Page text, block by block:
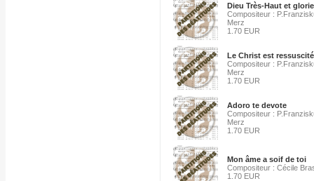
Dieu Très-Haut et
Compositeur :
Merz
1.70 EUR
Le Christ est
Compositeur :
Merz
1.70 EUR
Adoro te devote
Compositeur :
Merz
1.70 EUR
Mon âme a soif de toi
Compositeur : Cécile
1.70 EUR